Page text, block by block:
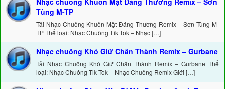
Tùng M-TP
Tải Nhạc Chuông Khuôn Mặt Đáng Thương Remix – Sơn Tùng M-
TP Thể loại: Nhạc Chuông Tik Tok – Nhạc […]
Nhạc chuông Khó Giữ Chân Thành Remix – Gurbane
Tải Nhạc Chuông Khó Giữ Chân Thành Remix – Gurbane Thể
loại: Nhạc Chuông Tik Tok – Nhạc Chuông Remix Giới […]